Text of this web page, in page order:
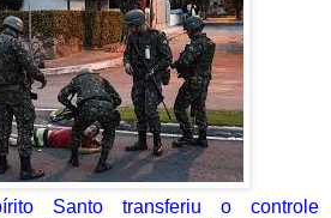
Santo transferiu o controle